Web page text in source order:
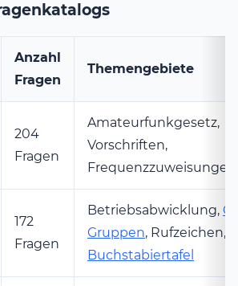
Anzahl
Fragen
Themengebiete
204
Fragen
Amateurfunkgesetz,
Vorschriften,
Frequenzzuweisungen
172
Fragen
Betriebsabwicklung, Q-
Gruppen, Rufzeichen,
Buchstabiertafel